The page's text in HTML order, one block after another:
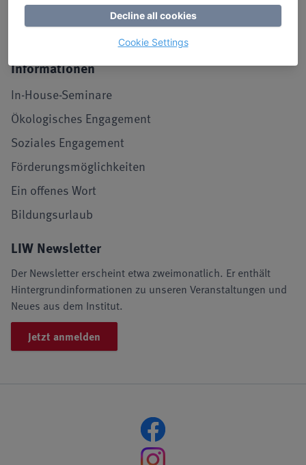
Archiv
Informationen
In-House-Seminare
Ökologisches Engagement
Soziales Engagement
Förderungsmöglichkeiten
Ein offenes Wort
Bildungsurlaub
LIW Newsletter
Der Newsletter erscheint etwa zweimonatlich. Er enthält
Hintergrundinformationen zu unseren Veranstaltungen und
Neues aus dem Institut.
Jetzt anmelden
Decline all cookies
Cookie Settings